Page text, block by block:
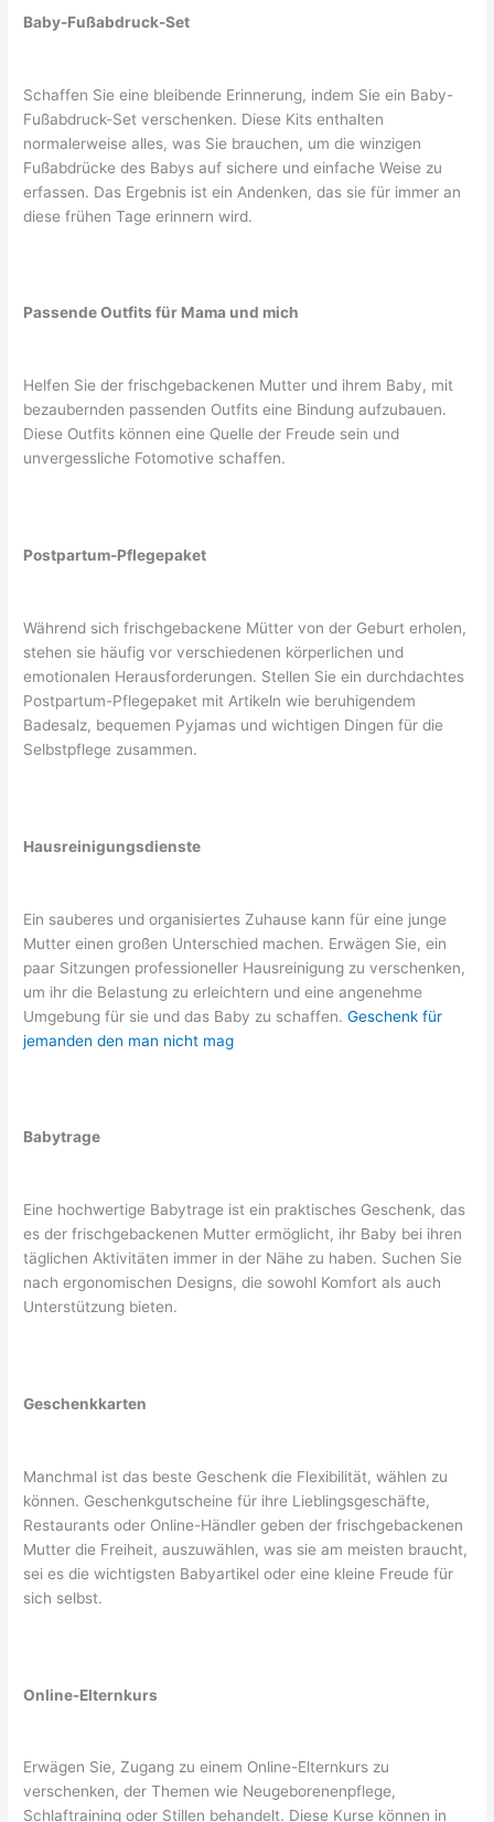
Baby-Fußabdruck-Set
Schaffen Sie eine bleibende Erinnerung, indem Sie ein Baby-
Fußabdruck-Set verschenken. Diese Kits enthalten
normalerweise alles, was Sie brauchen, um die winzigen
Fußabdrücke des Babys auf sichere und einfache Weise zu
erfassen. Das Ergebnis ist ein Andenken, das sie für immer an
diese frühen Tage erinnern wird.
Passende Outfits für Mama und mich
Helfen Sie der frischgebackenen Mutter und ihrem Baby, mit
bezaubernden passenden Outfits eine Bindung aufzubauen.
Diese Outfits können eine Quelle der Freude sein und
unvergessliche Fotomotive schaffen.
Postpartum-Pflegepaket
Während sich frischgebackene Mütter von der Geburt erholen,
stehen sie häufig vor verschiedenen körperlichen und
emotionalen Herausforderungen. Stellen Sie ein durchdachtes
Postpartum-Pflegepaket mit Artikeln wie beruhigendem
Badesalz, bequemen Pyjamas und wichtigen Dingen für die
Selbstpflege zusammen.
Hausreinigungsdienste
Ein sauberes und organisiertes Zuhause kann für eine junge
Mutter einen großen Unterschied machen. Erwägen Sie, ein
paar Sitzungen professioneller Hausreinigung zu verschenken,
um ihr die Belastung zu erleichtern und eine angenehme
Umgebung für sie und das Baby zu schaffen.Geschenk für
jemanden den man nicht mag
Babytrage
Eine hochwertige Babytrage ist ein praktisches Geschenk, das
es der frischgebackenen Mutter ermöglicht, ihr Baby bei ihren
täglichen Aktivitäten immer in der Nähe zu haben. Suchen Sie
nach ergonomischen Designs, die sowohl Komfort als auch
Unterstützung bieten.
Geschenkkarten
Manchmal ist das beste Geschenk die Flexibilität, wählen zu
können. Geschenkgutscheine für ihre Lieblingsgeschäfte,
Restaurants oder Online-Händler geben der frischgebackenen
Mutter die Freiheit, auszuwählen, was sie am meisten braucht,
sei es die wichtigsten Babyartikel oder eine kleine Freude für
sich selbst.
Online-Elternkurs
Erwägen Sie, Zugang zu einem Online-Elternkurs zu
verschenken, der Themen wie Neugeborenenpflege,
Schlaftraining oder Stillen behandelt. Diese Kurse können in